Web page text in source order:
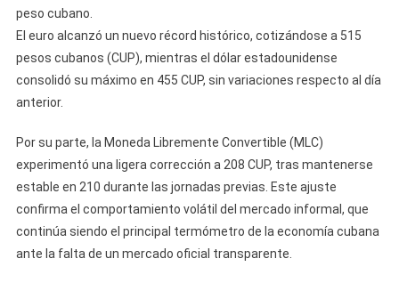
peso cubano.
El euro alcanzó un nuevo récord histórico, cotizándose a 515
pesos cubanos (CUP), mientras el dólar estadounidense
consolidó su máximo en 455 CUP, sin variaciones respecto al día
anterior.
Por su parte, la Moneda Libremente Convertible (MLC)
experimentó una ligera corrección a 208 CUP, tras mantenerse
estable en 210 durante las jornadas previas. Este ajuste
confirma el comportamiento volátil del mercado informal, que
continúa siendo el principal termómetro de la economía cubana
ante la falta de un mercado oficial transparente.